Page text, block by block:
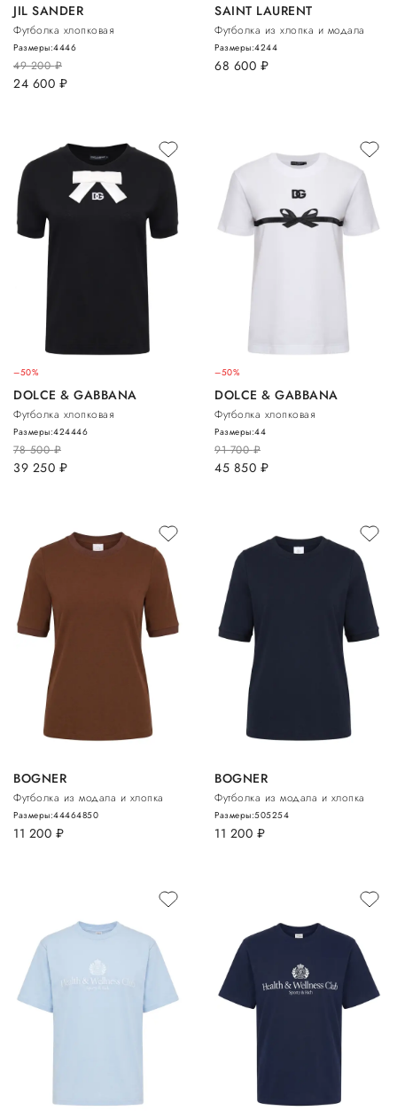
JIL SANDER
Футболка хлопковая
49 200руб.
24 600 руб.
Размеры:4446
SAINT LAURENT
Футболка из хлопка и модала
68 600 руб.
Размеры:4244
–50%
DOLCE & GABBANA
Футболка хлопковая
78 500руб.
39 250 руб.
Размеры:424446
–50%
DOLCE & GABBANA
Футболка хлопковая
91 700руб.
45 850 руб.
Размеры:44
BOGNER
Футболка из модала и хлопка
11 200 руб.
Размеры:44464850
BOGNER
Футболка из модала и хлопка
11 200 руб.
Размеры:505254